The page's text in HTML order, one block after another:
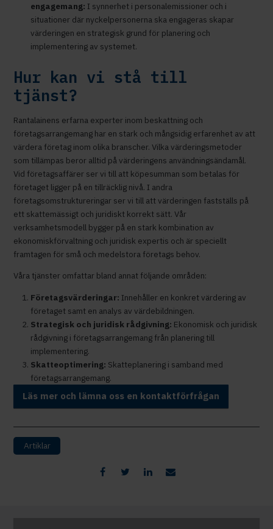
engagemang: I synnerhet i personalemissioner och i
situationer där nyckelpersonerna ska engageras skapar
värderingen en strategisk grund för planering och
implementering av systemet.
Hur kan vi stå till
tjänst?
Rantalainens erfarna experter inom beskattning och
företagsarrangemang har en stark och mångsidig erfarenhet av att
värdera företag inom olika branscher. Vilka värderingsmetoder
som tillämpas beror alltid på värderingens användningsändamål.
Vid företagsaffärer ser vi till att köpesumman som betalas för
företaget ligger på en tillräcklig nivå. I andra
företagsomstruktureringar ser vi till att värderingen fastställs på
ett skattemässigt och juridiskt korrekt sätt. Vår
verksamhetsmodell bygger på en stark kombination av
ekonomiskförvaltning och juridisk expertis och är speciellt
framtagen för små och medelstora företags behov.
Våra tjänster omfattar bland annat följande områden:
Företagsvärderingar: Innehåller en konkret värdering av
företaget samt en analys av värdebildningen.
Strategisk och juridisk rådgivning: Ekonomisk och juridisk
rådgivning i företagsarrangemang från planering till
implementering.
Skatteoptimering: Skatteplanering i samband med
företagsarrangemang.
Läs mer och lämna oss en kontaktförfrågan
Artiklar